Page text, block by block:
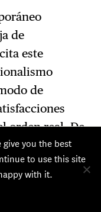
de
este
de
orden real. De
parte de la
la figura del
y rechazar
you the best
to use this site
with it.